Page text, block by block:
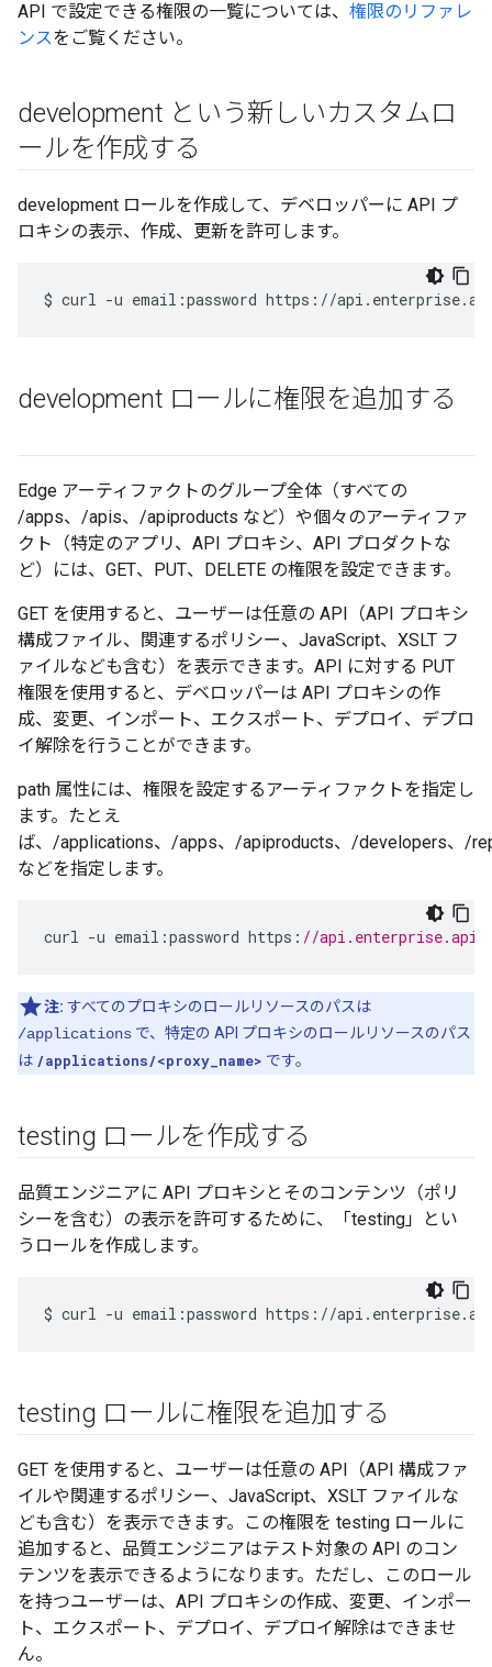
API で設定できる権限の一覧については、 権限のリファレ
ンスをご覧ください。
development という新しいカスタムロ
ールを作成する
development ロールを作成して、デベロッパーに API プ
ロキシの表示、作成、更新を許可します。
$ curl -u email:password https://
development ロールに権限を追加する
Edge アーティファクトのグループ全体（すべての
/apps、/apis、/apiproducts など）や個々のアーティファ
クト（特定のアプリ、API プロキシ、API プロダクトな
ど）には、GET、PUT、DELETE の権限を設定できます。
GET を使用すると、ユーザーは任意の API（API プロキシ
構成ファイル、関連するポリシー、JavaScript、XSLT フ
ァイルなども含む）を表示できます。API に対する PUT
権限を使用すると、デベロッパーは API プロキシの作
成、変更、インポート、エクスポート、デプロイ、デプロ
イ解除を行うことができます。
path 属性には、権限を設定するアーティファクトを指定し
ます。たとえ
ば、/applications、/apps、/apiproducts、/developers、/
などを指定します。
curl -u email :password https : //
注: すべてのプロキシのロールリソースのパスは
/applications で、特定の API プロキシのロールリソースのパス
は /applications/<proxy_name> です。
testing ロールを作成する
品質エンジニアに API プロキシとそのコンテンツ（ポリ
シーを含む）の表示を許可するために、「testing」とい
うロールを作成します。
$ curl -u email:password https://
testing ロールに権限を追加する
GET を使用すると、ユーザーは任意の API（API 構成ファ
イルや関連するポリシー、JavaScript、XSLT ファイルな
ども含む）を表示できます。この権限を testing ロールに
追加すると、品質エンジニアはテスト対象の API のコン
テンツを表示できるようになります。ただし、このロール
を持つユーザーは、API プロキシの作成、変更、インポー
ト、エクスポート、デプロイ、デプロイ解除はできませ
ん。